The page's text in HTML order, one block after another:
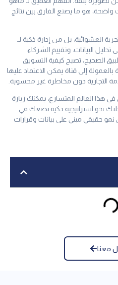
هو ما يصنع الفارق بين نتائج
العشوائية، بل من إدارة ذكية لـ
البيانات، وتقييم الشركاء،
الصحيح، تصبح كيفية التسويق
بالعمولة إلى قناة يمكن الاعتماد عليها
التجارية دون مخاطرة غير محسوبة.
هذا العالم المتسارع، يمكنك زيارة
نحو استراتيجية ذكية تضعك في
حقيقي مبني على بيانات وقرارات
معنا